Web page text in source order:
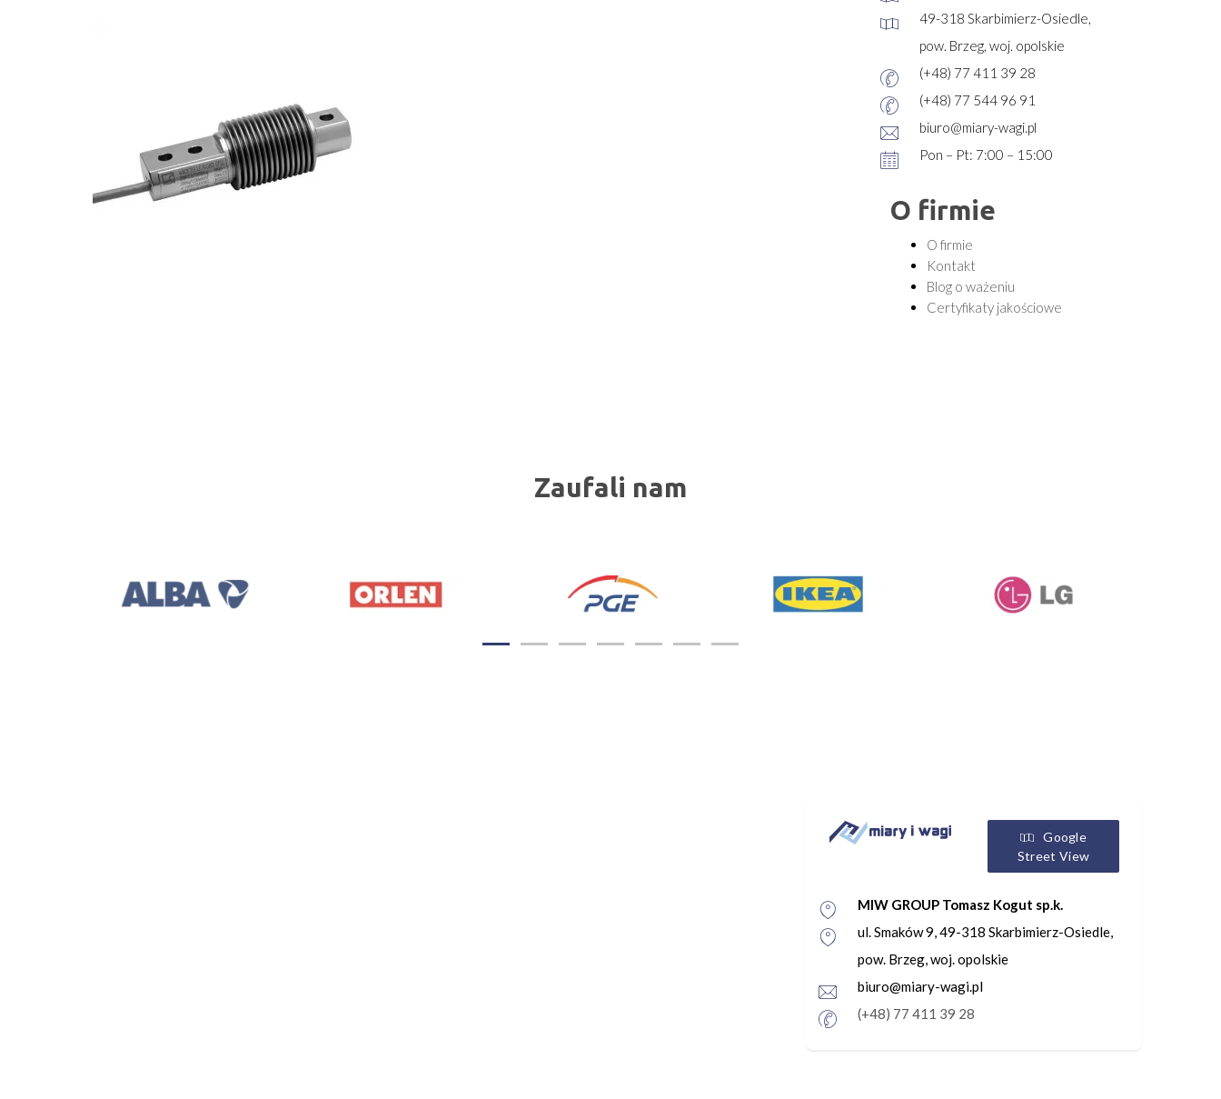
49-318 Skarbimierz-Osiedle,
pow. Brzeg, woj. opolskie
(+48) 77 411 39 28
(+48) 77 544 96 91
biuro@miary-wagi.pl
Pon – Pt: 7:00 – 15:00
O firmie
O firmie
Kontakt
Blog o ważeniu
Certyfikaty jakościowe
Zaufali nam
Google
Street View
MIW GROUP Tomasz Kogut sp.k.
ul. Smaków 9, 49-318 Skarbimierz-Osiedle,
pow. Brzeg, woj. opolskie
biuro@miary-wagi.pl
(+48) 77 411 39 28